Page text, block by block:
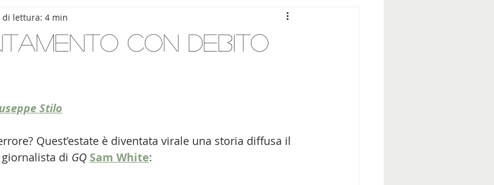
con debito
di lettura: 4 min
Stilo
Quest’estate è diventata virale una storia diffusa il
di GQ Sam White: